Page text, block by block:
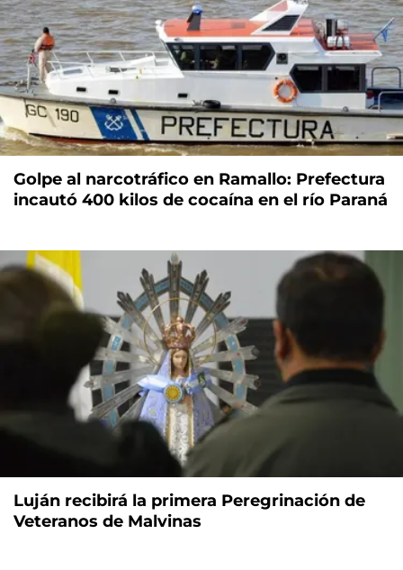
Golpe al narcotráfico en Ramallo: Prefectura
incautó 400 kilos de cocaína en el río Paraná
Luján recibirá la primera Peregrinación de
Veteranos de Malvinas